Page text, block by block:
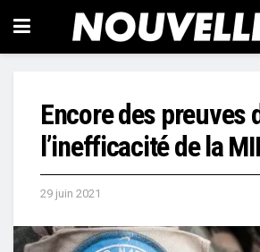
Encore des preuves
l’inefficacité de la
29 juin 2021